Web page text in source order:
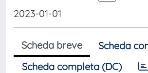
2023-01-01
Scheda breve
Scheda
Scheda completa (DC)